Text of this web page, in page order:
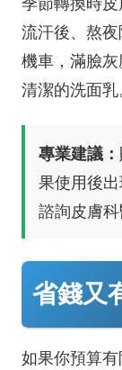
流汗後、熬
機車，滿臉
清潔的洗面乳
專業建議：
果使用後
諮詢皮膚科
省錢又
如果你預算